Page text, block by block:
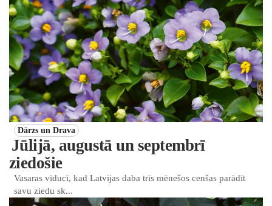
Dārzs un Drava
Jūlijā, augustā un septembrī
ziedošie
Vasaras viducī, kad Latvijas daba trīs mēnešos cenšas parādīt
savu ziedu sk...